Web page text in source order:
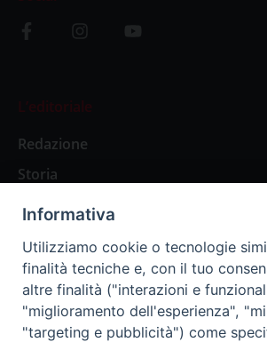
L’editoriale
Redazione
Storia
Abbonamenti
Abbonamento Annuale Digitale
Abbonamento Annuale Cartaceo
Informativa
Utilizziamo cookie o tecnologie
finalità tecniche e, con il tuo
altre finalità ("interazioni e
"miglioramento dell'esperienza",
"targeting e pubblicità") come